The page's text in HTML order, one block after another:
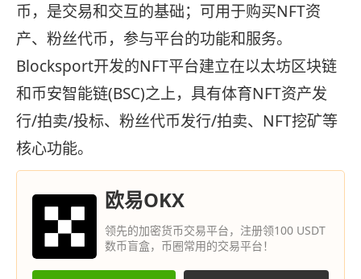
币，是交易和交互的基础；可用于购买NFT资
产、粉丝代币，参与平台的功能和服务。
Blocksport开发的NFT平台建立在以太坊区块链
和币安智能链(BSC)之上，具有体育NFT资产发
行/拍卖/投标、粉丝代币发行/拍卖、NFT挖矿等
核心功能。
欧易OKX
领先的加密货币交易平台，注册领100 USDT
数币盲盒，币圈常用的交易平台！